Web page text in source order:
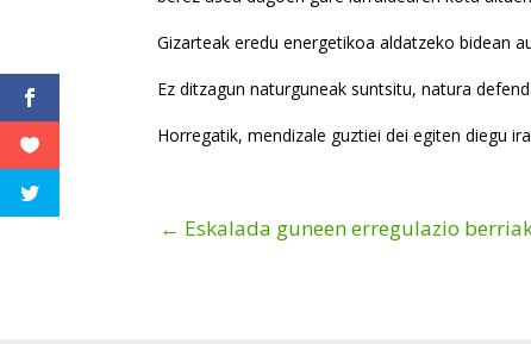
Gizarteak eredu energetikoa aldatzeko bidean
Ez ditzagun naturguneak suntsitu, natura
Horregatik, mendizale guztiei dei egiten diegu
← Eskalada guneen erregulazio